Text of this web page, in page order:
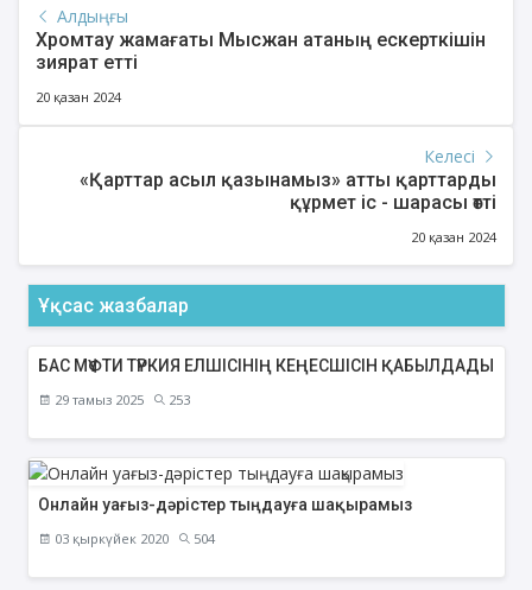
Алдыңғы
Хромтау жамағаты Мысжан атаның ескерткішін
зиярат етті
20 қазан 2024
Келесі
«Қарттар асыл қазынамыз» атты қарттарды
құрмет іс - шарасы өтті
20 қазан 2024
Ұқсас жазбалар
БАС МҮФТИ ТҮРКИЯ ЕЛШІСІНІҢ КЕҢЕСШІСІН ҚАБЫЛДАДЫ
29 тамыз 2025 253
Онлайн уағыз-дәрістер тыңдауға шақырамыз
03 қыркүйек 2020 504